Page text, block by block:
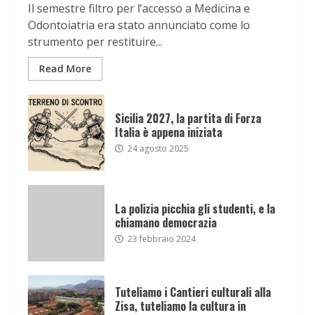
Il semestre filtro per l’accesso a Medicina e
Odontoiatria era stato annunciato come lo
strumento per restituire...
Read More
Sicilia 2027, la partita di Forza
Italia è appena iniziata
24 agosto 2025
La polizia picchia gli studenti, e la
chiamano democrazia
23 febbraio 2024
Tuteliamo i Cantieri culturali alla
Zisa, tuteliamo la cultura in